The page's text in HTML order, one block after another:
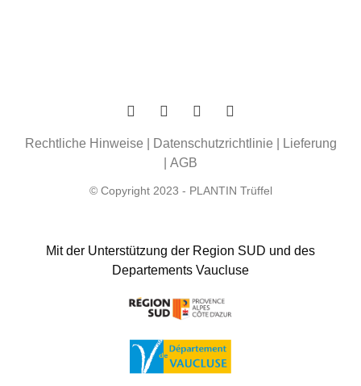
© Copyright 2023 - PLANTIN Trüffel
Rechtliche Hinweise Datenschutzrichtlinie
Lieferung
AGB
Mit der Unterstützung der Region SUD und des
Departements Vaucluse